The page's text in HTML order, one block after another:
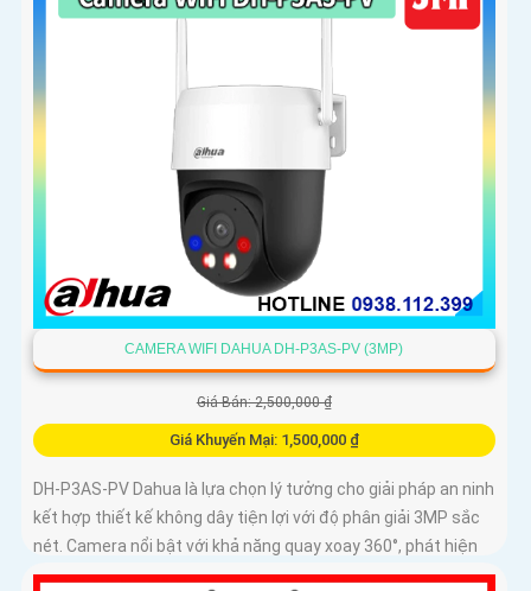
CAMERA WIFI DAHUA DH-P3AS-PV (3MP)
Giá Bán: 2,500,000 ₫
Giá Khuyến Mại: 1,500,000 ₫
DH-P3AS-PV Dahua là lựa chọn lý tưởng cho giải pháp an ninh
kết hợp thiết kế không dây tiện lợi với độ phân giải 3MP sắc
nét. Camera nổi bật với khả năng quay xoay 360°, phát hiện
chính xác người và phương tiện, cảnh báo tức thì bằng đèn